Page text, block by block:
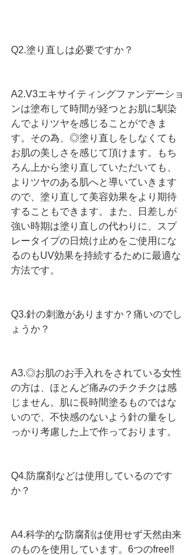
Q2.塗り直しは必要ですか？
A2.V3エキサイティングファンデーショ
ンは塗布して時間が経つとお肌に馴染
んでよりツヤを感じることができま
す。その為、◎塗り直しをしなくても
お肌の美しさを感じて頂けます。もち
ろん上から塗り直していただいても、
よりツヤのある肌へと導いていきます
ので、塗り直して美容効果をより期待
することもできます。また、日差しが
強い時期は塗り直しの代わりに、スプ
レータイプの日焼け止めをご使用にな
るのもUV効果を持続するために最適な
方法です。
Q3.針の刺激がありますか？痛いのでし
ょうか？
A3.◎お肌のお手入れをされている女性
の方は、ほとんど痛みのチクチクは感
じません。肌に長時間塗るものではな
いので、不快感のないよう針の量をし
っかり考慮した上で作っております。
Q4.防腐剤などは使用しているのです
か？
A4.科学的な防腐剤は使用せず天然由来
のものを使用しています。6つのfree‼︎